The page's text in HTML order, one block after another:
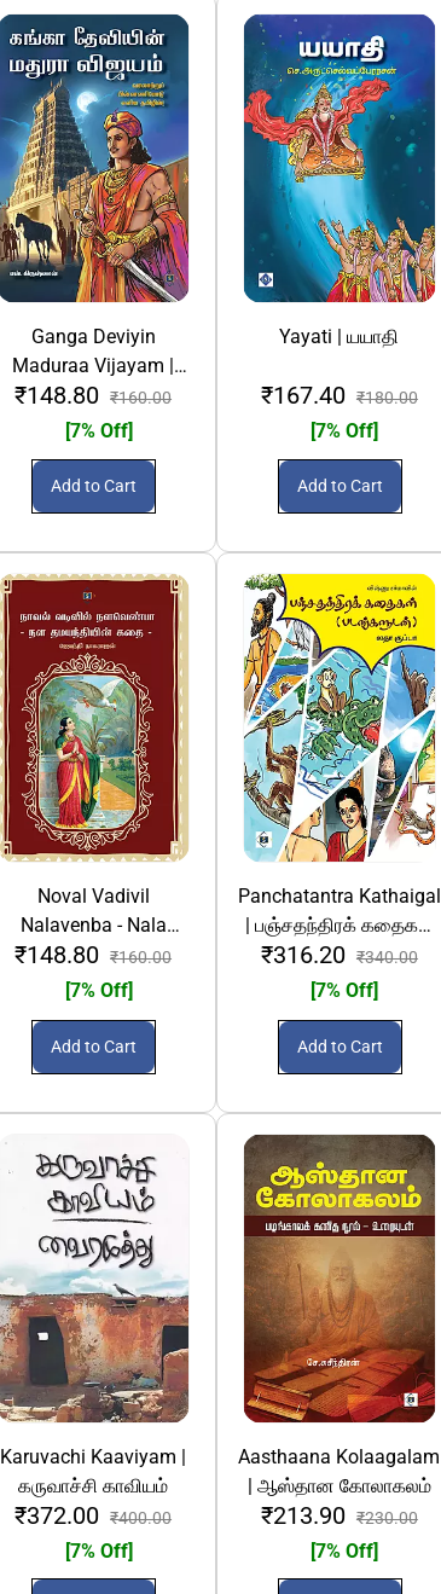
Ganga Deviyin
Maduraa Vijayam |
கங்கா தேவியின் மதுரா
விஜயம்
₹148.80 ₹160.00
[7% Off]
Add to Cart
Yayati | யயாதி
₹167.40 ₹180.00
[7% Off]
Add to Cart
Noval Vadivil
Nalavenba - Nala
damayanthiyin kadhai |
நாவல் வடிவில்
தமயந்தியின் கதை
₹148.80 ₹160.00
[7% Off]
Add to Cart
Panchatantra Kathaigal
| பஞ்சதந்திரக் கதைகள்
(படங்களுடன்)
₹316.20 ₹340.00
[7% Off]
Add to Cart
Karuvachi Kaaviyam |
கருவாச்சி காவியம்
₹372.00 ₹400.00
[7% Off]
Aasthaana Kolaagalam
| ஆஸ்தான கோலாகலம்
₹213.90 ₹230.00
[7% Off]